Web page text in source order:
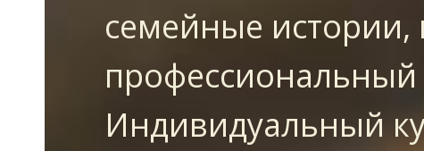
семейные истории,
профессиональный
Индивидуальный